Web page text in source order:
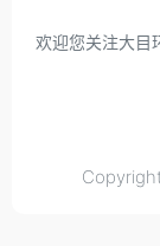
欢迎您关注大目